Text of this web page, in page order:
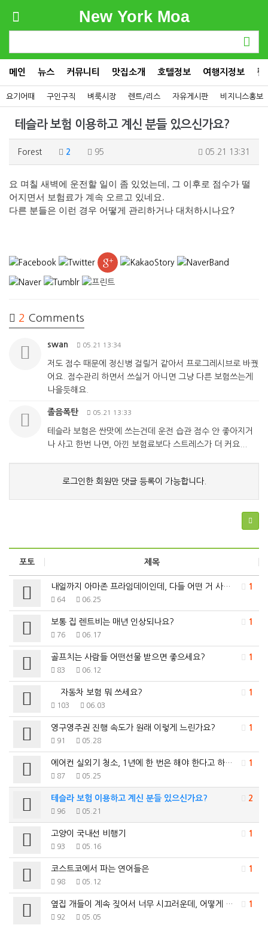
New York Moa
메인 뉴스 커뮤니티 맛집소개 호텔정보 여행지정보 컬
요기어때 구인구직 벼룩시장 렌트/리스 자유게시판 비지니스홍보
테슬라 보험 이용하고 계신 분들 있으신가요?
Forest 2 95 05.21 13:31
요 며칠 새벽에 운전할 일이 좀 있었는데, 그 이후로 점수가 떨
어지면서 보험료가 계속 오르고 있네요.
다른 분들은 이런 경우 어떻게 관리하거나 대처하시나요?
2 Comments
swan 05.21 13:34
저도 점수 때문에 정신병 걸릴거 같아서 프로그레시브로 바꿨
어요. 점수관리 하면서 쓰실거 아니면 그냥 다른 보험쓰는게
나을듯해요.
졸음폭탄 05.21 13:33
테슬라 보험은 싼맛에 쓰는건데 운전 습관 점수 안 좋아지거
나 사고 한번 나면, 아낀 보험료보다 스트레스가 더 커요...
로그인한 회원만 댓글 등록이 가능합니다.
포토 제목
1
내일까지 아마존 프라임데이인데, 다들 어떤 거 사셨는지…
64 06.25
1
보통 집 렌트비는 매년 인상되나요?
76 06.17
1
골프치는 사람들 어떤선물 받으면 좋으세요?
83 06.12
1
자동차 보험 뭐 쓰세요?
103 06.03
1
영구영주권 진행 속도가 원래 이렇게 느린가요?
91 05.28
1
에어컨 실외기 청소, 1년에 한 번은 해야 한다고 하던…
87 05.25
2
테슬라 보험 이용하고 계신 분들 있으신가요?
96 05.21
1
고양이 국내선 비행기
93 05.16
1
코스트코에서 파는 연어들은
98 05.12
1
옆집 개들이 계속 짖어서 너무 시끄러운데, 어떻게 해야…
92 05.05